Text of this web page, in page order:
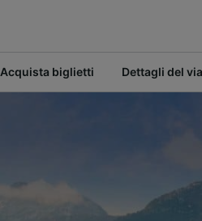
Acquista biglietti Dettagli del